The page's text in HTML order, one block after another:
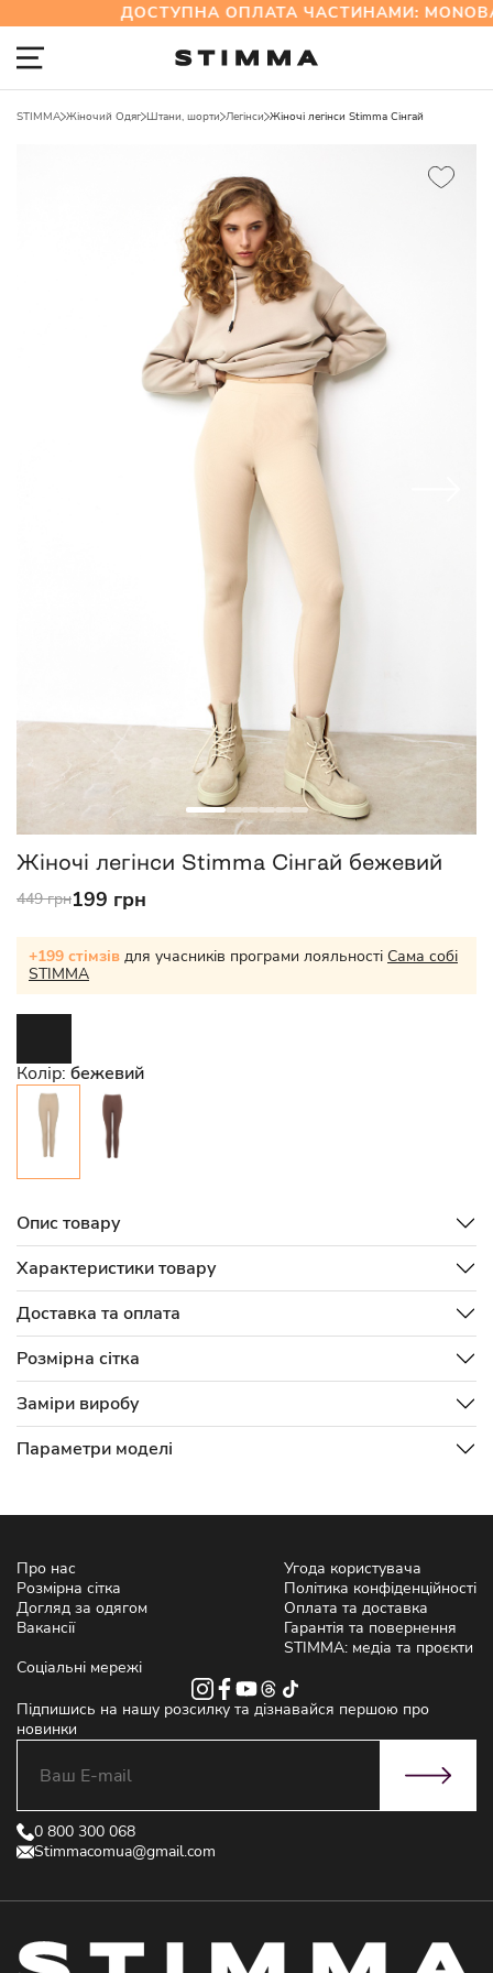
ДОСТУПНА ОПЛАТА ЧАСТИНАМИ:
STIMMA Жіночий Одяг Штани, шорти Легінси Жіночі легінси Stimma Сінгай
Жіночі легінси Stimma Сінгай бежевий
449 грн199 грн
+199 стімзів для учасників програми лояльності Сама собі
STIMMA
Колір: бежевий
Опис товару
Характеристики товару
Доставка та оплата
Розмірна сітка
Заміри виробу
Параметри моделі
Про нас
Розмірна сітка
Догляд за одягом
Вакансії
Угода користувача
Політика конфіденційності
Оплата та доставка
Гарантія та повернення
STIMMA: медіа та проєкти
Соціальні мережі
Підпишись на нашу розсилку та дізнавайся першою про
новинки
0 800 300 068
Stimmacomua@gmail.com